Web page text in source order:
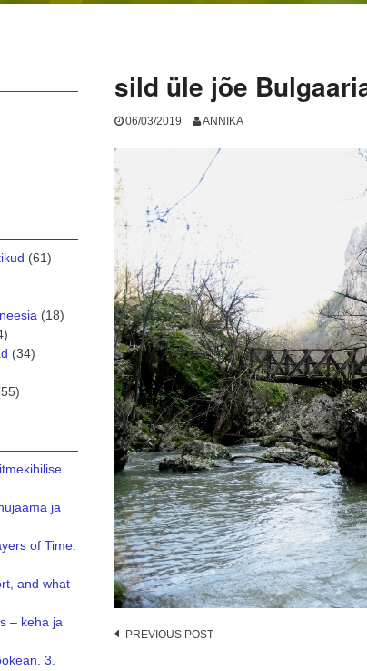
sild üle jõe
06/03/2019 ANNIKA
Post
PREVIOUS POST
(61)
(18)
(34)
ja
of Time.
and what
– keha ja
3.